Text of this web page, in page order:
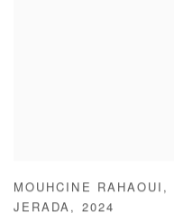
MOUHCINE RAHAOUI ,
JERADA , 2024